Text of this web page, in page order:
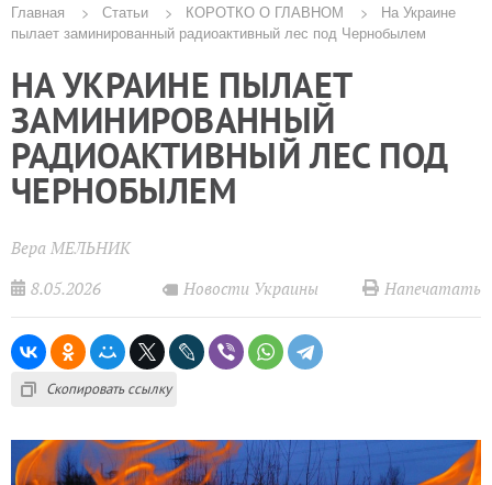
Строка
навигации
Главная Статьи КОРОТКО О ГЛАВНОМ
На Украине
пылает заминированный радиоактивный лес под Чернобылем
НА УКРАИНЕ ПЫЛАЕТ
ЗАМИНИРОВАННЫЙ
РАДИОАКТИВНЫЙ ЛЕС ПОД
ЧЕРНОБЫЛЕМ
Вера МЕЛЬНИК
8.05.2026
Новости Украины Напечатать
Скопировать ссылку